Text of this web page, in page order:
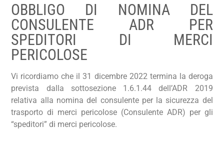
OBBLIGO DI NOMINA DEL
CONSULENTE ADR PER
SPEDITORI DI MERCI
PERICOLOSE
Vi ricordiamo che il 31 dicembre 2022 termina la deroga
prevista dalla sottosezione 1.6.1.44 dell’ADR 2019
relativa alla nomina del consulente per la sicurezza del
trasporto di merci pericolose (Consulente ADR) per gli
“speditori” di merci pericolose.